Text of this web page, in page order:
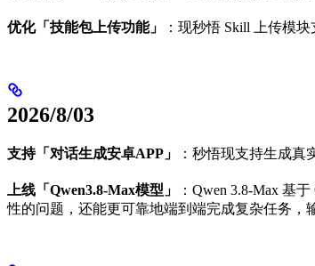
优化「技能包上传功能」 ：现秒悟 Skill 上传模
2026/8/03
支持「对话生成安卓APP」 ：秒悟现支持生成
上线「Qwen3.8-Max模型」
：Qwen 3.8-Max 基
性的问题，还能更可靠地端到端完成复杂任务，